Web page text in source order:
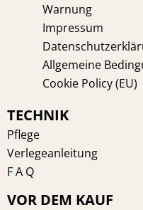
Warnung
Impressum
Allgemeine
Cookie Policy (EU)
TECHNIK
Pflege
Verlegeanleitung
F A Q
VOR DEM KAUF